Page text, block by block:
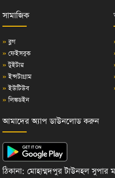
সামাজিক
» ব্লগ
» ফেইসবুক
» টুইটার
» ইন্সটাগ্রাম
» ইউটিউব
» লিঙ্কডইন
আমাদের অ্যাপ ডাউনলোড করুন
ঠিকানা: মোহাম্মদপুর টাউনহল সুপার